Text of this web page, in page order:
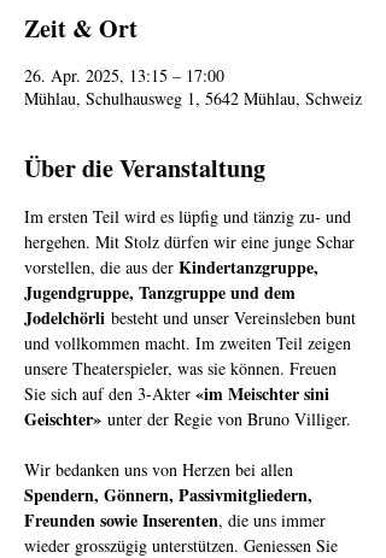
Zeit & Ort
26. Apr. 2025, 13:15 – 17:00
Mühlau, Schulhausweg 1, 5642 Mühlau, Schweiz
Über die Veranstaltung
Im ersten Teil wird es lüpfig und tänzig zu- und
hergehen. Mit Stolz dürfen wir eine junge Schar
vorstellen, die aus der Kindertanzgruppe,
Jugendgruppe, Tanzgruppe und dem
Jodelchörli besteht und unser Vereinsleben bunt
und vollkommen macht. Im zweiten Teil zeigen
unsere Theaterspieler, was sie können. Freuen
Sie sich auf den 3-Akter «im Meischter sini
Geischter» unter der Regie von Bruno Villiger.
Wir bedanken uns von Herzen bei allen
Spendern, Gönnern, Passivmitgliedern,
Freunden sowie Inserenten, die uns immer
wieder grosszügig unterstützen. Geniessen Sie